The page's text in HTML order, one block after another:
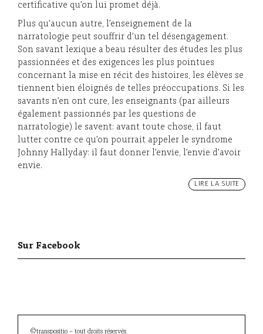
certificative qu’on lui promet déjà.
Plus qu’aucun autre, l’enseignement de la
narratologie peut souffrir d’un tel désengagement.
Son savant lexique a beau résulter des études les plus
passionnées et des exigences les plus pointues
concernant la mise en récit des histoires, les élèves se
tiennent bien éloignés de telles préoccupations. Si les
savants n’en ont cure, les enseignants (par ailleurs
également passionnés par les questions de
narratologie) le savent: avant toute chose, il faut
lutter contre ce qu’on pourrait appeler le syndrome
Johnny Hallyday: il faut donner l’envie, l’envie d’avoir
envie.
LIRE LA SUITE
Sur Facebook
©transpositio – tout droits réservés